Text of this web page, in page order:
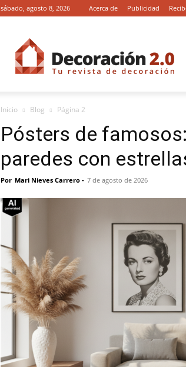
sábado, agosto 8, 2026 Acerca de Publicidad
Inicio Blog Página 2
Pósters de
paredes con
Por Mari Nieves Carrero - 7 de agosto de 2026